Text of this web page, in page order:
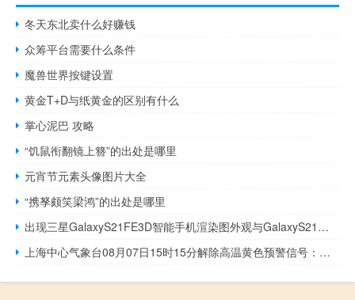
冬天东北卖什么好赚钱
众筹平台需要什么条件
魔兽世界按键设置
黄金T+D与纸黄金的区别有什么
掌心泥巴 攻略
“饥鼠衔翻镜上簪”的出处是哪里
元宵节元素头像图片大全
“携孥颇笑梁鸿”的出处是哪里
出现三星GalaxyS21FE3D智能手机渲染图外观与GalaxyS21相同
上海中心气象台08月07日15时15分解除高温黄色预警信号：据最新气象资料分析目前本市气温有所回落本市今天的高温黄色预警信号解除